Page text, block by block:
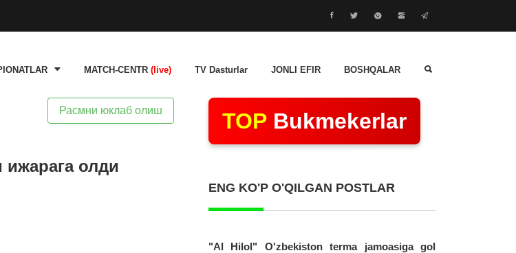
MATCH-CENTR (live) TV Dasturlar JONLI EFIR BOSHQALAR
Расмни юклаб олиш
олди
TOP Bukmekerlar
ENG KO'P O'QILGAN POSTLAR
"Al Hilol" O'zbekiston terma jamoasiga gol